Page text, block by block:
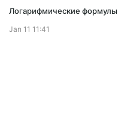
Логарифмические формулы
Jan 11 11:41